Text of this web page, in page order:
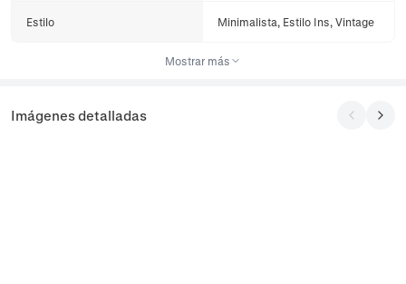
Estilo Minimalista, Estilo Ins, Vintage
Mostrar más
Imágenes detalladas